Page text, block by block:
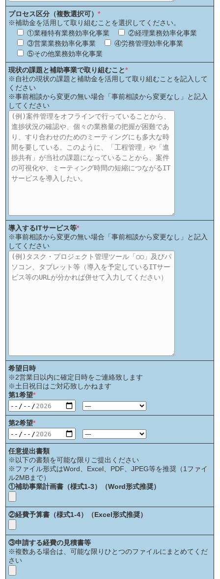
プロセス区分（複数選択可）*
※補助金を活用して取り組むことを選択してください。
①業種特有業務効率化事業
②経理業務効率化事業
③営業業務効率化事業
④労務管理効率化事業
⑤その他業務効率化事業
現状の課題と補助事業で取り組むこと*
※自社の現状の課題と補助金を活用して取り組むことを記入して
ください
※事前相談から変更の無い場合「事前相談から変更なし」と記入
してください
導入するITサービス等*
※事前相談から変更の無い場合「事前相談から変更なし」と記入
してください
希望日時
※2営業日以内に確定日時をご連絡致します
※土日祝日はご対応致しかねます
第1希望*
第2希望*
任意提出書類
※以下の書類を可能な限りご提出ください
※ファイル形式はWord、Excel、PDF、JPEG等を推奨（1ファイ
ル2MBまで）
①補助事業計画書（様式1-3）（Word形式推奨）
②経費予算書（様式1-4）（Excel形式推奨）
③申請する経費の見積書等
※複数ある場合は、可能な限りひとつのファイルにまとめてくだ
さい